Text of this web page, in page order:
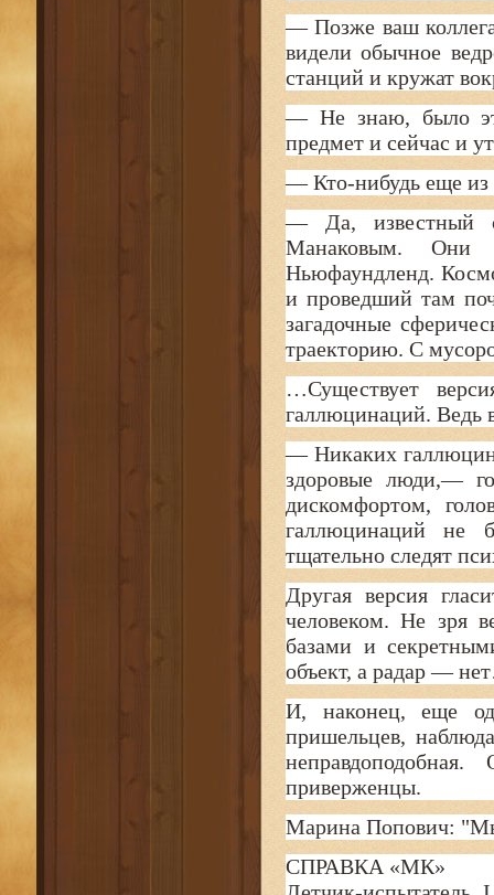
— Позже ваш
видели обычное
станций и кружат
— Не знаю, было
предмет и сейчас и
— Кто-нибудь еще из
— Да, известный
Манаковым. Они
Ньюфаундленд.
и проведший там
загадочные
траекторию. С
…Существует
галлюцинаций. Ведь
— Никаких
здоровые люди,—
дискомфортом,
галлюцинаций не
тщательно следят
Другая версия
человеком. Не зря
базами и
объект, а радар —
И, наконец, еще
пришельцев,
приверженцы.
Марина Попович:
СПРАВКА «МК»